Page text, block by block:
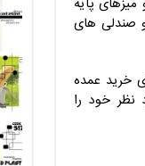
صندلی های
خرید عمده
نظر خود را